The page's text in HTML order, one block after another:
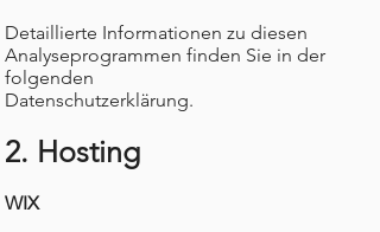
Detaillierte Informationen zu diesen
Analyseprogrammen finden Sie in der
folgenden
Datenschutzerklärung.
2. Hosting
WIX